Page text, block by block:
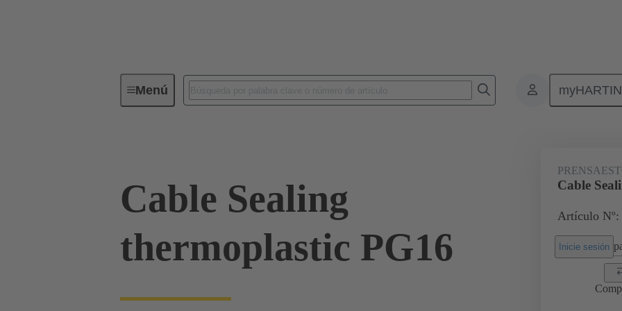
MenúConectores industriales / Han® Accesorios Prensaestopas
Cable Sealing
thermoplastic PG16
Cable
Artículo Nº:
Inicie sesión